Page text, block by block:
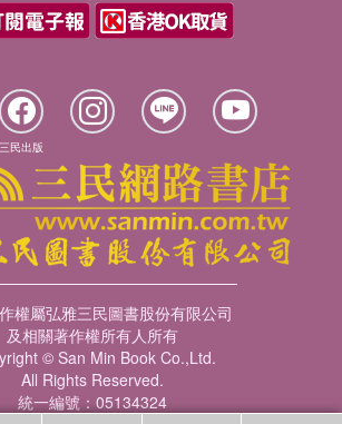
三民出版
權屬弘雅三民圖書股份有限公司
及相關著作權所有人所有
© San Min Book Co.,Ltd.
All Rights Reserved.
統一編號：05134324